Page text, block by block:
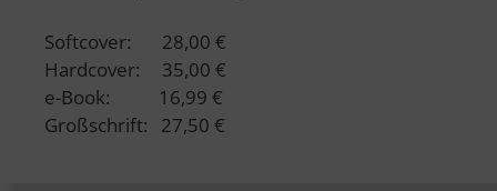
Softcover: 28,00 €
Hardcover: 35,00 €
e-Book: 16,99 €
Großschrift: 27,50 €